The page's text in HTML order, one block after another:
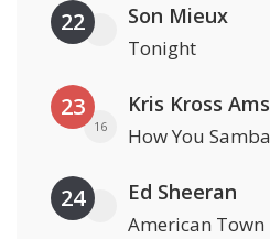
22 Son Mieux
Tonight
23
16 How You Samba
24 Ed Sheeran
American Town